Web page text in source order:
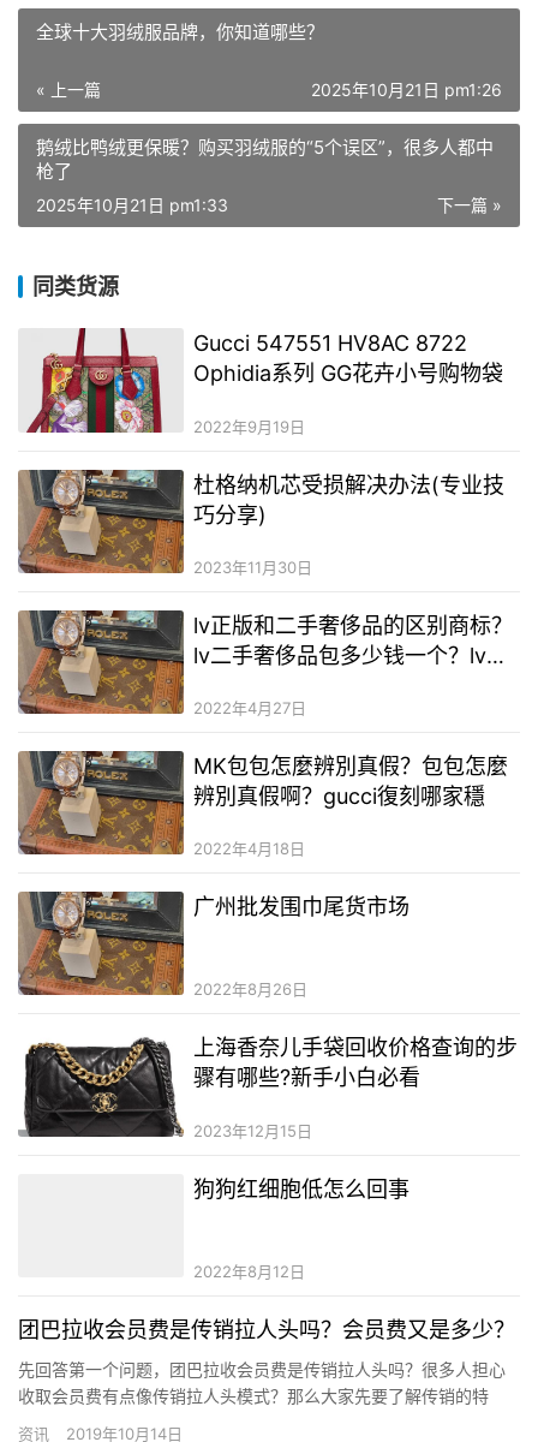
全球十大羽绒服品牌，你知道哪些？
« 上一篇 2025年10月21日 pm1:26
鹅绒比鸭绒更保暖？购买羽绒服的“5个误区”，很多人都中
枪了
下一篇 »
2025年10月21日 pm1:33
同类货源
Gucci 547551 HV8AC 8722
Ophidia系列 GG花卉小号购物袋
2022年9月19日
杜格纳机芯受损解决办法(专业技
巧分享)
2023年11月30日
lv正版和二手奢侈品的区别商标？
lv二手奢侈品包多少钱一个？lv二
2022年4月27日
MK包包怎麼辨別真假？包包怎麼
辨別真假啊？gucci復刻哪家穩
2022年4月18日
广州批发围巾尾货市场
2022年8月26日
上海香奈儿手袋回收价格查询的步
骤有哪些?新手小白必看
2023年12月15日
狗狗红细胞低怎么回事
2022年8月12日
团巴拉收会员费是传销拉人头吗？会员费又是多少？
先回答第一个问题，团巴拉收会员费是传销拉人头吗？很多人担心
收取会员费有点像传销拉人头模式？那么大家先要了解传销的特
点：1.无产品，或用劣质的产品当愰子，甚至是非法产品，高价给所
资讯 2019年10月14日